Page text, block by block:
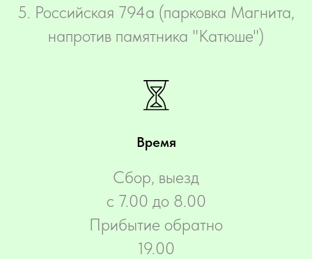
5. Российская 794а (парковка Магнита,
напротив памятника "Катюше")
Время
Сбор, выезд
с 7.00 до 8.00
Прибытие обратно
19.00